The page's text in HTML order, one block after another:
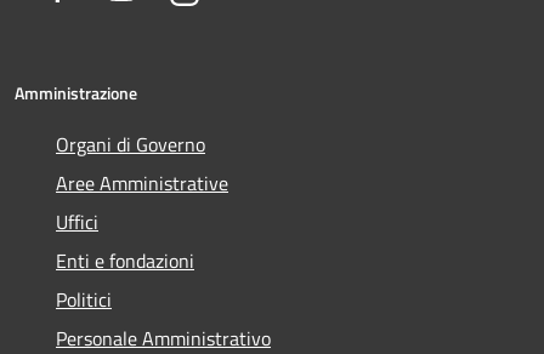
Amministrazione
Organi di Governo
Aree Amministrative
Uffici
Enti e fondazioni
Politici
Personale Amministrativo